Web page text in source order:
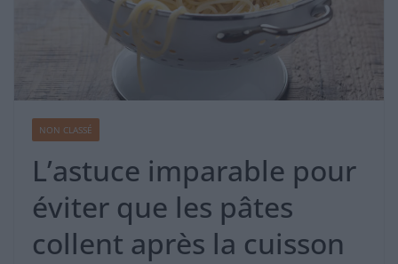
NON CLASSÉ
L’astuce imparable pour
éviter que les pâtes
collent après la cuisson